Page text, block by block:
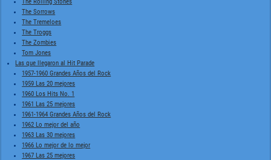
The Sorrows
The Tremeloes
The Troggs
The Zombies
Tom Jones
Las que llegaron al Hit Parade
1957-1960 Grandes Años del Rock
1959 Las 20 mejores
1960 Los Hits No. 1
1961 Las 25 mejores
1961-1964 Grandes Años del Rock
1962 Lo mejor del año
1963 Las 30 mejores
1966 Lo mejor de lo mejor
1967 Las 25 mejores